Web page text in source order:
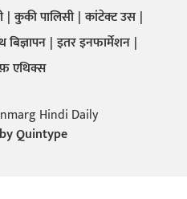
कुकी पालिसी कांटेक्ट उस
बिज्ञापन इतर इनफार्मेशन
एथिक्स
Hindi Daily
Quintype